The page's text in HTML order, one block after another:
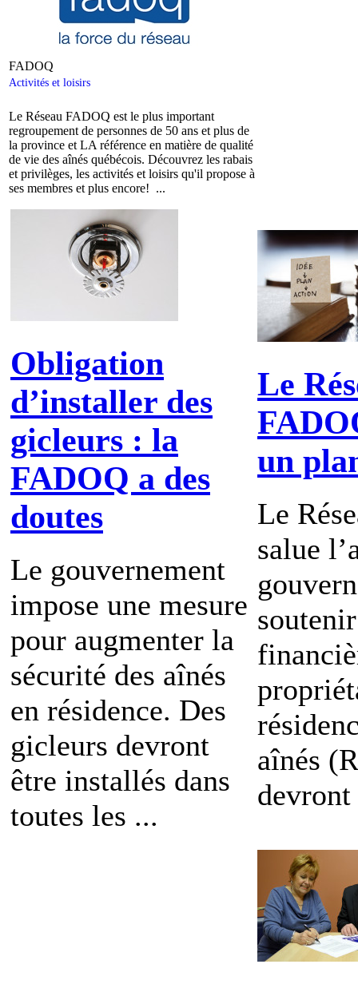
FADOQ
Activités et loisirs
Le Réseau FADOQ est le plus important
regroupement de personnes de 50 ans et plus de
la province et LA référence en matière de qualité
de vie des aînés québécois. Découvrez les rabais
et privilèges, les activités et loisirs qu'il propose à
ses membres et plus encore! ...
Obligation
d’installer des
gicleurs : la
FADOQ a des
doutes
Le gouvernement
impose une mesure
pour augmenter la
sécurité des aînés
en résidence. Des
gicleurs devront
être installés dans
toutes les ...
Le
un
Le
salue
soutenir
aînés
devront